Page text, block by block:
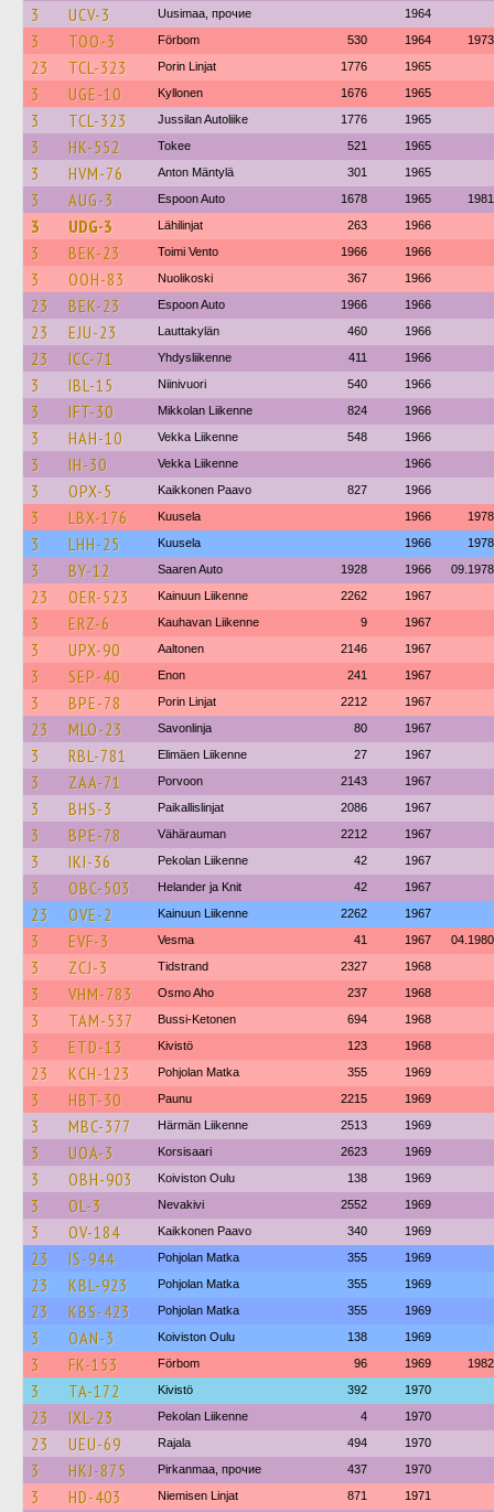
3 UCV-3 Uusimaa, прочие 1964
3 TOO-3 Förbom 530 1964 1973
23 TCL-323 Porin Linjat 1776 1965
3 UGE-10 Kyllonen 1676 1965
3 TCL-323 Jussilan Autoliike 1776 1965
3 HK-552 Tokee 521 1965
3 HVM-76 Anton Mäntylä 301 1965
3 AUG-3 Espoon Auto 1678 1965 1981
3 UDG-3 Lähilinjat 263 1966
3 BEK-23 Toimi Vento 1966 1966
3 OOH-83 Nuolikoski 367 1966
23 BEK-23 Espoon Auto 1966 1966
23 EJU-23 Lauttakylän 460 1966
23 ICC-71 Yhdysliikenne 411 1966
3 IBL-15 Niinivuori 540 1966
3 IFT-30 Mikkolan Liikenne 824 1966
3 HAH-10 Vekka Liikenne 548 1966
3 IH-30 Vekka Liikenne 1966
3 OPX-5 Kaikkonen Paavo 827 1966
3 LBX-176 Kuusela 1966 1978
3 LHH-25 Kuusela 1966 1978
3 BY-12 Saaren Auto 1928 1966 09.1978
23 OER-523 Kainuun Liikenne 2262 1967
3 ERZ-6 Kauhavan Liikenne 9 1967
3 UPX-90 Aaltonen 2146 1967
3 SEP-40 Enon 241 1967
3 BPE-78 Porin Linjat 2212 1967
23 MLO-23 Savonlinja 80 1967
3 RBL-781 Elimäen Liikenne 27 1967
3 ZAA-71 Porvoon 2143 1967
3 BHS-3 Paikallislinjat 2086 1967
3 BPE-78 Vähärauman 2212 1967
3 IKI-36 Pekolan Liikenne 42 1967
3 OBC-503 Helander ja Knit 42 1967
23 OVE-2 Kainuun Liikenne 2262 1967
3 EVF-3 Vesma 41 1967 04.1980
3 ZCJ-3 Tidstrand 2327 1968
3 VHM-783 Osmo Aho 237 1968
3 TAM-537 Bussi-Ketonen 694 1968
3 ETD-13 Kivistö 123 1968
23 KCH-123 Pohjolan Matka 355 1969
3 HBT-30 Paunu 2215 1969
3 MBC-377 Härmän Liikenne 2513 1969
3 UOA-3 Korsisaari 2623 1969
3 OBH-903 Koiviston Oulu 138 1969
3 OL-3 Nevakivi 2552 1969
3 OV-184 Kaikkonen Paavo 340 1969
23 IS-944 Pohjolan Matka 355 1969
23 KBL-923 Pohjolan Matka 355 1969
23 KBS-423 Pohjolan Matka 355 1969
3 OAN-3 Koiviston Oulu 138 1969
3 FK-153 Förbom 96 1969 1982
3 TA-172 Kivistö 392 1970
23 IXL-23 Pekolan Liikenne 4 1970
23 UEU-69 Rajala 494 1970
3 HKJ-875 Pirkanmaa, прочие 437 1970
3 HD-403 Niemisen Linjat 871 1971